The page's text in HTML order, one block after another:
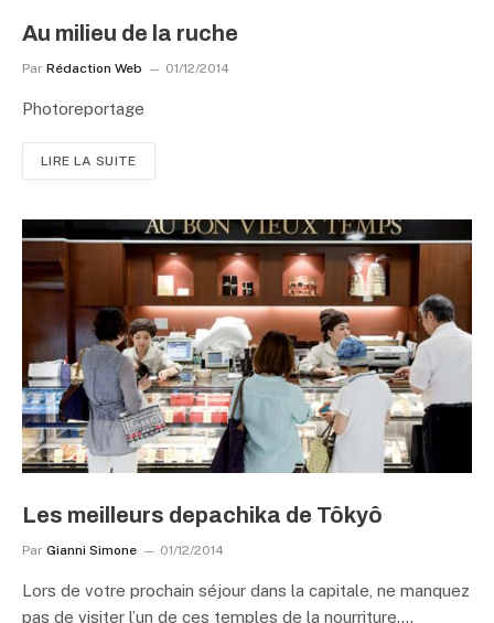
Au milieu de la ruche
Par Rédaction Web 01/12/2014
Photoreportage
LIRE LA SUITE
Les meilleurs depachika de Tôkyô
Par Gianni Simone 01/12/2014
Lors de votre prochain séjour dans la capitale, ne manquez
pas de visiter l’un de ces temples de la nourriture.…